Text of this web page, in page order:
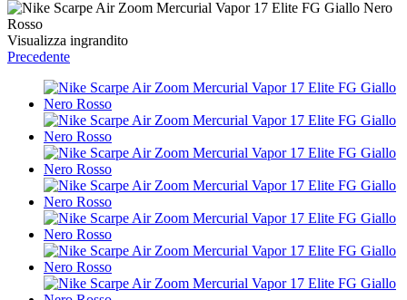
Visualizza ingrandito
Precedente